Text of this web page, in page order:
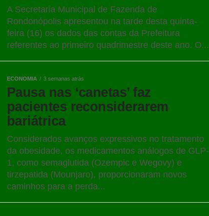
A Secretaria Municipal de Fazenda de
Rondonópolis apresentou na tarde desta quinta-
feira (16) os dados das contas da Prefeitura
referentes ao primeiro quadrimestre deste ano. O...
ECONOMIA 3 semanas atrás
Pausa nas ‘canetas’ faz
pacientes reconsiderarem
bariátrica
Considerados avanços expressivos no tratamento
da obesidade, os medicamentos análogos de GLP-
1, como semaglutida (Ozempic e Wegovy) e
tirzepatida (Mounjaro), proporcionaram novos
caminhos para a perda...